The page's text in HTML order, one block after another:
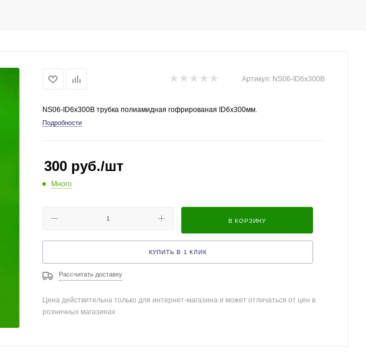
Артикул: NS06-ID6x300B
NS06-ID6x300B трубка полиамидная гофрированая ID6x300мм.
Подробности
300 руб./шт
Много
В КОРЗИНУ
КУПИТЬ В 1 КЛИК
Рассчитать доставку
Цена действительна только для интернет-магазина и может отличаться от цен в
розничных магазинах